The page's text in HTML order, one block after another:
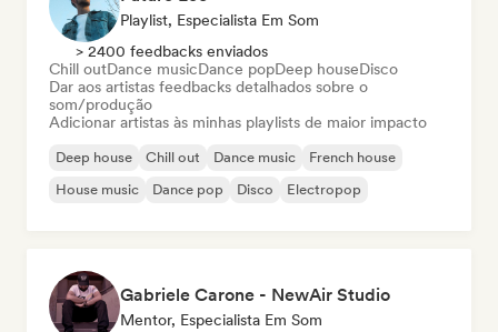
Playlist, Especialista Em Som
> 2400 feedbacks enviados
Chill outDance musicDance popDeep houseDisco
Dar aos artistas feedbacks detalhados sobre o
som/produção
Adicionar artistas às minhas playlists de maior impacto
Deep house Chill out Dance music
French house
House music
Dance pop Disco Electropop
Gabriele Carone - NewAir Studio
Mentor, Especialista Em Som